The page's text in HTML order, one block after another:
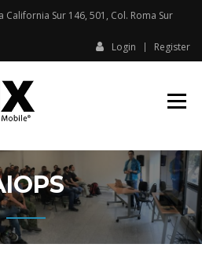
California Sur 146, 501, Col. Roma Sur​
Login Register
CAPACITACIÓN